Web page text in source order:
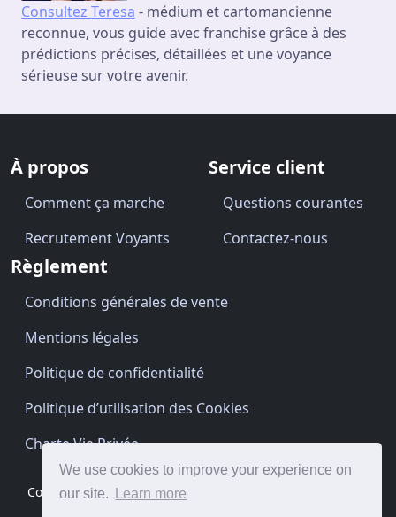
We use cookies to improve your experience on
our site.
Learn more
Consultez Teresa - médium et cartomancienne
reconnue, vous guide avec franchise grâce à des
prédictions précises, détaillées et une voyance
sérieuse sur votre avenir.
À propos
Comment ça marche
Recrutement Voyants
Service client
Questions courantes
Contactez-nous
Règlement
Conditions générales de vente
Mentions légales
Politique de confidentialité
Politique d’utilisation des Cookies
Charte Vie Privée
Copyright © Cartomancien.be 2026 · Site by